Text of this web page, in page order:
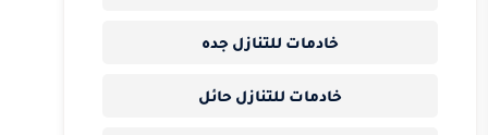
خادمات للتنازل جده
خادمات للتنازل حائل